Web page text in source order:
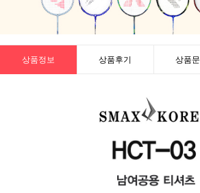
상품정보 상품후기 상품